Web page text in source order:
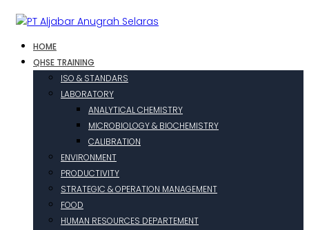
HOME
QHSE TRAINING
ISO & STANDARS
LABORATORY
ANALYTICAL CHEMISTRY
MICROBIOLOGY & BIOCHEMISTRY
CALIBRATION
ENVIRONMENT
PRODUCTIVITY
STRATEGIC & OPERATION MANAGEMENT
FOOD
HUMAN RESOURCES DEPARTEMENT